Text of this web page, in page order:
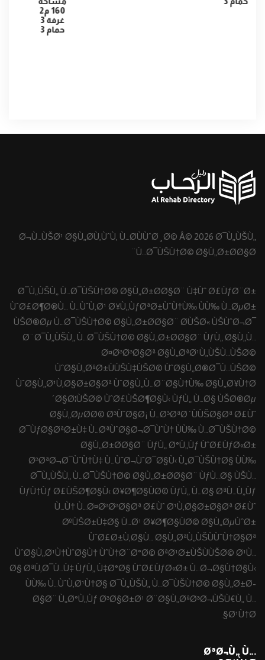
160 م2
غرفة 3
حمام 3
Ø¬Ù…ÙŠØ¹ Ø§Ù„Ø­Ù‚ÙˆÙ‚ Ù…Ø­ÙÙˆØ¸Ø© Â© 2026 Ø¯Ù„ÙŠÙ„
Ù…Ø¯ÙŠÙ†Ø© Ø§Ù„Ø±Ø­Ø§Ø¨
Ø¯Ù„ÙŠÙ„ Ù…Ø¯ÙŠÙ†Ø© Ø§Ù„Ø±Ø­Ø§Ø¨ Ù‡Ùˆ Ø£ÙƒØ¨Ø±
ÙˆØ£Ø¶Ø®Ù… Ù…ÙˆÙ‚Ø¹ Ø¥Ù„ÙƒØªØ±ÙˆÙ†Ù‰ ÙÙ‰ Ù…ØµØ±
ÙŠØ®Øµ Ù…Ø¯ÙŠÙ†Ø© Ø§Ù„Ø±Ø­Ø§Ø¨ Ø­ÙŠØ« ÙŠÙˆØ¬Ø¯
Ø¨Ø¯Ù„ÙŠÙ„ Ù…Ø¯ÙŠÙ†Ø© Ø§Ù„Ø±Ø­Ø§Ø¨ ÙƒÙ„ Ø§Ù„Ù…
Ø¤Ø³Ø³Ø§Øª Ø§Ù„ØªØ¹Ù„ÙŠÙ…ÙŠØ©
ÙˆØ§Ù„ØªØ±ÙÙŠÙ‡ÙŠØ© ÙˆØ§Ù„Ø®Ø¯Ù…ÙŠØ©
ÙˆØ§Ù„Ø¹Ù‚Ø§Ø±Ø§Øª ÙˆØ§Ù„Ù…Ø¨Ø§Ù†Ù‰ Ø§Ù„Ø¥Ù†Ø
´Ø§Ø¦ÙŠØ© ÙˆØ£ÙŠØ¶Ø§Ù‹ ÙƒÙ„ Ù…Ø§ ÙŠØ®Øµ
Ø§Ù„ØµØ­Ø© Ø³ÙˆØ§Ø¡ Ù…Ø³ØªØ´ÙÙŠØ§Øª Ø£Ùˆ
Ø¯ÙƒØ§ØªØ±Ù‡ Ù…ØªÙˆØ§Ø¬Ø¯ÙˆÙ† ÙÙ‰ Ù…Ø¯ÙŠÙ†Ø©
Ø§Ù„Ø±Ø­Ø§Ø¨ ÙƒÙ„ Ø°Ù„Ùƒ ÙˆØ£ÙƒØ«Ø±
Ø³ØªØ¬Ø¯ÙˆÙ†Ù‡ Ù…ÙˆØ¬ÙˆØ¯Ø§Ù‹ Ù„Ø¯ÙŠÙ†Ø§ ÙÙ‰
Ø¯Ù„ÙŠÙ„ Ù…Ø¯ÙŠÙ†Ø© Ø§Ù„Ø±Ø­Ø§Ø¨ ÙƒÙ…Ø§ ÙŠÙ…
ÙƒÙ†Ùƒ Ø£ÙŠØ¶Ø§Ù‹ Ø¥Ø¶Ø§ÙØ© ÙƒÙ„ Ù…Ø§ ØªÙ…Ù„Ùƒ
Ù…Ù† Ù…Ø¤Ø³Ø³Ø§Øª Ø£Ùˆ Ø¹Ù‚Ø§Ø±Ø§Øª Ø£Ùˆ
ØºÙŠØ±Ù‡Ø§ Ù…Ø¹ Ø¥Ø¶Ø§ÙØ© Ø§Ù„ØµÙˆØ±
ÙˆØ£Ø±Ù‚Ø§Ù… Ø§Ù„ØªÙ„ÙŠÙÙˆÙ†Ø§Øª
ÙˆØ§Ù„Ø¹Ù†ÙˆØ§Ù† ÙˆÙ†Ø¨Ø°Ø© ØªØ¹Ø±ÙŠÙÙŠØ© Ø¹Ù…
Ø§ ØªÙ‚Ø¯Ù…Ù‡ ÙƒÙ„ Ù‡Ø°Ø§ ÙˆØ£ÙƒØ«Ø± Ù…Ø¬Ø§Ù†Ø§Ù‹
ÙÙ‰ Ù…ÙˆÙ‚Ø¹Ù†Ø§ Ø¯Ù„ÙŠÙ„ Ù…Ø¯ÙŠÙ†Ø© Ø§Ù„Ø±Ø­
Ø§Ø¨ Ù„Ø°Ù„Ùƒ Ø³Ø§Ø±Ø¹ Ø¨Ø§Ù„ØªØ³Ø¬ÙŠÙ€Ù„ Ù…
Ø¹Ù†Ø§.
Ø³Ø¬Ù„ Ù…